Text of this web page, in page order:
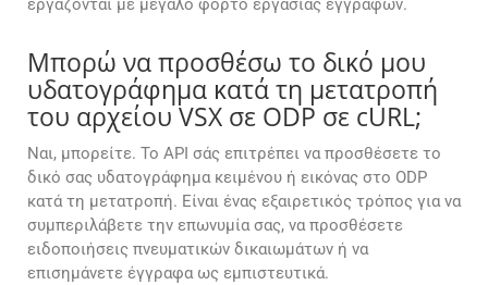
εργάζονται με μεγάλο φόρτο εργασίας εγγράφων.
Μπορώ να προσθέσω το δικό μου
υδατογράφημα κατά τη μετατροπή
του αρχείου VSX σε ODP σε cURL;
Ναι, μπορείτε. Το API σάς επιτρέπει να προσθέσετε το
δικό σας υδατογράφημα κειμένου ή εικόνας στο ODP
κατά τη μετατροπή. Είναι ένας εξαιρετικός τρόπος για να
συμπεριλάβετε την επωνυμία σας, να προσθέσετε
ειδοποιήσεις πνευματικών δικαιωμάτων ή να
επισημάνετε έγγραφα ως εμπιστευτικά.